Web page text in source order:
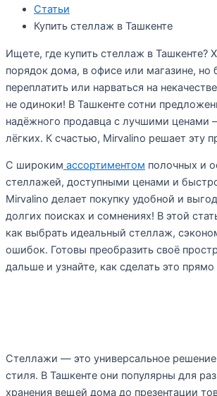
Статьи
Купить стеллаж в Ташкенте
Ищете, где купить стеллаж в Ташкенте?
порядок дома, в офисе или магазине, но
переплатить или нарваться на
не одиноки! В Ташкенте сотни
надёжного продавца с лучшими ценами
лёгких. К счастью, Mirvalino решает эту
С широким ассортиментом полочных и
стеллажей, доступными ценами и
Mirvalino делает покупку удобной и
долгих поисках и сомнениях! В этой
как выбрать идеальный стеллаж,
ошибок. Готовы преобразить своё
дальше и узнайте, как сделать это прямо
Стеллажи — это универсальное
стиля. В Ташкенте они популярны для
хранения вещей дома до презентации